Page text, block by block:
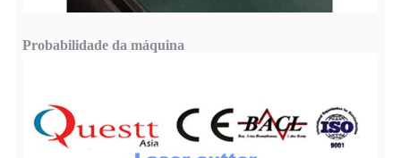
Probabilidade da máquina